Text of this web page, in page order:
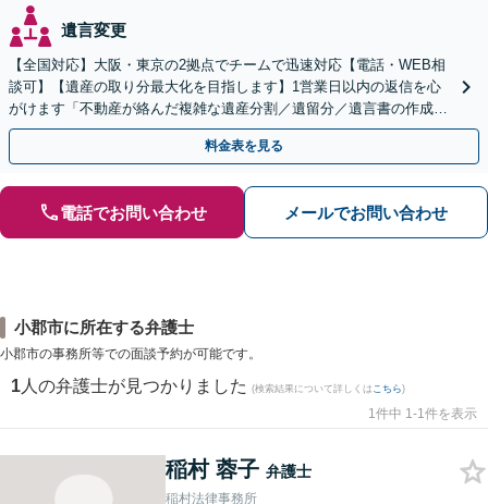
遺言変更
【全国対応】大阪・東京の2拠点でチームで迅速対応【電話・WEB相
談可】【遺産の取り分最大化を目指します】1営業日以内の返信を心
がけます「不動産が絡んだ複雑な遺産分割／遺留分／遺言書の作成・
執行／事業承継など、お任せください」【休日相談あり】
料金表を見る
電話でお問い合わせ メールでお問い合わせ
小郡市に所在する弁護士
小郡市の事務所等での面談予約が可能です。
1 人の弁護士が見つかりました (検索結果について詳しくは こちら)
1件中 1-1件を表示
稲村 蓉子 弁護士
稲村法律事務所